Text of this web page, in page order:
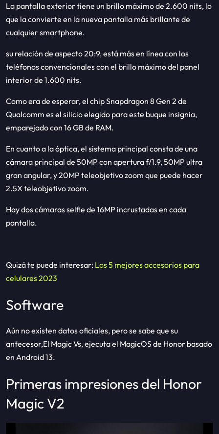
La pantalla exterior tiene un brillo máximo de 2.600 nits, lo
que la convierte en la nueva pantalla más brillante de
cualquier smartphone.
su relación de aspecto 20:9, está más en línea con los
teléfonos convencionales con el brillo máximo del panel
interior de 1.600 nits.
Como era de esperar, el chip Snapdragon 8 Gen 2 de
Qualcomm es el silicio elegido para este buque insignia,
emparejado con 16 GB de RAM.
En cuanto a la óptica, el sistema principal consta de una
cámara principal de 50MP con apertura f/1.9, 50MP ultra
gran angular, y 20MP teleobjetivo zoom que puede hacer
2.5X teleobjetivo zoom.
Hay dos cámaras selfie de 16MP incrustadas en cada
pantalla.
Quizá te puede interesar: Los 5 mejores accesorios para
celulares 2023
Software
Aún no existen datos oficiales, pero se sabe que su
antecesor,El Magic Vs, ejecuta el MagicOS de Honor basado
en Android 13.
Primeras impresiones del Honor
Magic V2